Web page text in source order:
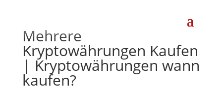
Mehrere
Kryptowährungen Kaufen
| Kryptowährungen wann
kaufen?